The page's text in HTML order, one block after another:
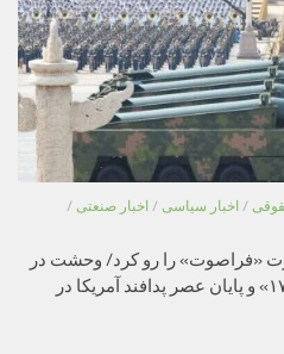
/ اخبار سیاسی / اخبار صنعتی /
«فراصوت» را رو کرد/ وحشت در
پنتاگون؛ استقرار انبوه «دی‌اف‑۱۷» و پایان عصر پدافند آمریکا در